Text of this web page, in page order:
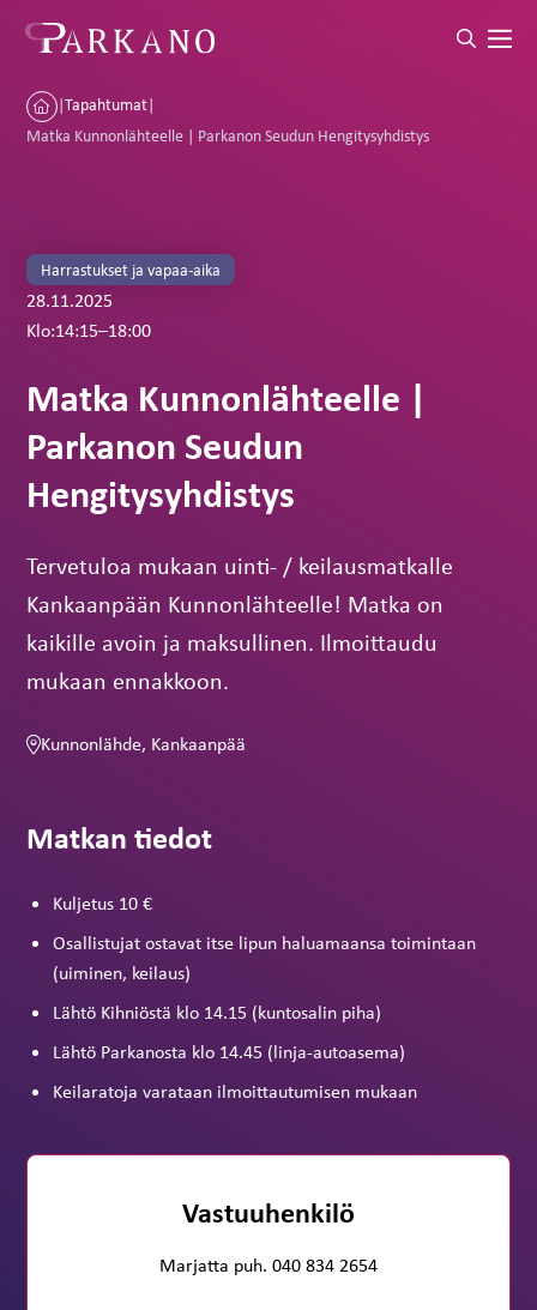
|Tapahtumat|
Matka Kunnonlähteelle | Parkanon Seudun Hengitysyhdistys
Harrastukset ja vapaa-aika
28.11.2025
Klo:14:15–18:00
Matka Kunnonlähteelle |
Parkanon Seudun
Hengitysyhdistys
Tervetuloa mukaan uinti- / keilausmatkalle
Kankaanpään Kunnonlähteelle! Matka on
kaikille avoin ja maksullinen. Ilmoittaudu
mukaan ennakkoon.
Kunnonlähde, Kankaanpää
Matkan tiedot
Kuljetus 10 €
Osallistujat ostavat itse lipun haluamaansa toimintaan
(uiminen, keilaus)
Lähtö Kihniöstä klo 14.15 (kuntosalin piha)
Lähtö Parkanosta klo 14.45 (linja-autoasema)
Keilaratoja varataan ilmoittautumisen mukaan
Vastuuhenkilö
Marjatta puh. 040 834 2654